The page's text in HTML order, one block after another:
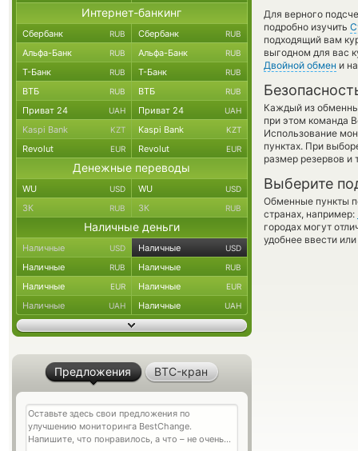
Для верного
подробно изучить
подходящий вам
выгодном для вас
Двойной обмен и
Каждый из
при этом команда
Использование
пунктах. При
размер резервов и
Выберите
Обменные пункты
странах, например:
городах могут
удобнее ввести
Интернет-банкинг
Сбербанк RUB Сбербанк RUB
Альфа-Банк RUB Альфа-Банк RUB
Т-Банк RUB Т-Банк RUB
ВТБ RUB ВТБ RUB
Приват 24 UAH Приват 24 UAH
Kaspi Bank KZT Kaspi Bank KZT
Revolut EUR Revolut EUR
Денежные переводы
WU USD WU USD
ЗК RUB ЗК RUB
Наличные деньги
Наличные USD Наличные USD
Наличные RUB Наличные RUB
Наличные EUR Наличные EUR
Наличные UAH Наличные UAH
Предложения BTC-кран